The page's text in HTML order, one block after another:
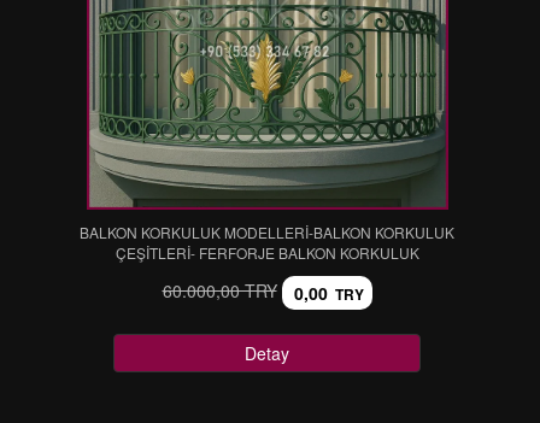
BALKON KORKULUK MODELLERİ-BALKON KORKULUK
ÇEŞİTLERİ- FERFORJE BALKON KORKULUK
60.000,00 TRY 0,00 TRY
Detay